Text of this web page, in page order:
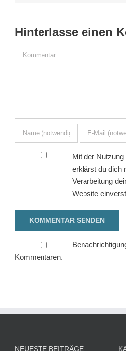
Hinterlasse einen
Kommentar
Mit der
erklärst du dich
Verarbeitung
Website
Kommentaren.
NEUESTE BEITRÄGE: